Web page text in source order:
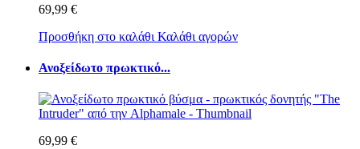
69,99 €
Προσθήκη στο καλάθι Καλάθι αγορών
Ανοξείδωτο πρωκτικό...
69,99 €